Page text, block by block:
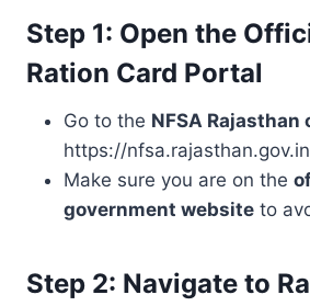
Step 1: Open the
Ration Card Portal
Go to the NFSA
https://nfsa.rajasthan.gov.in
Make sure you are on the
government website to
Step 2: Navigate to